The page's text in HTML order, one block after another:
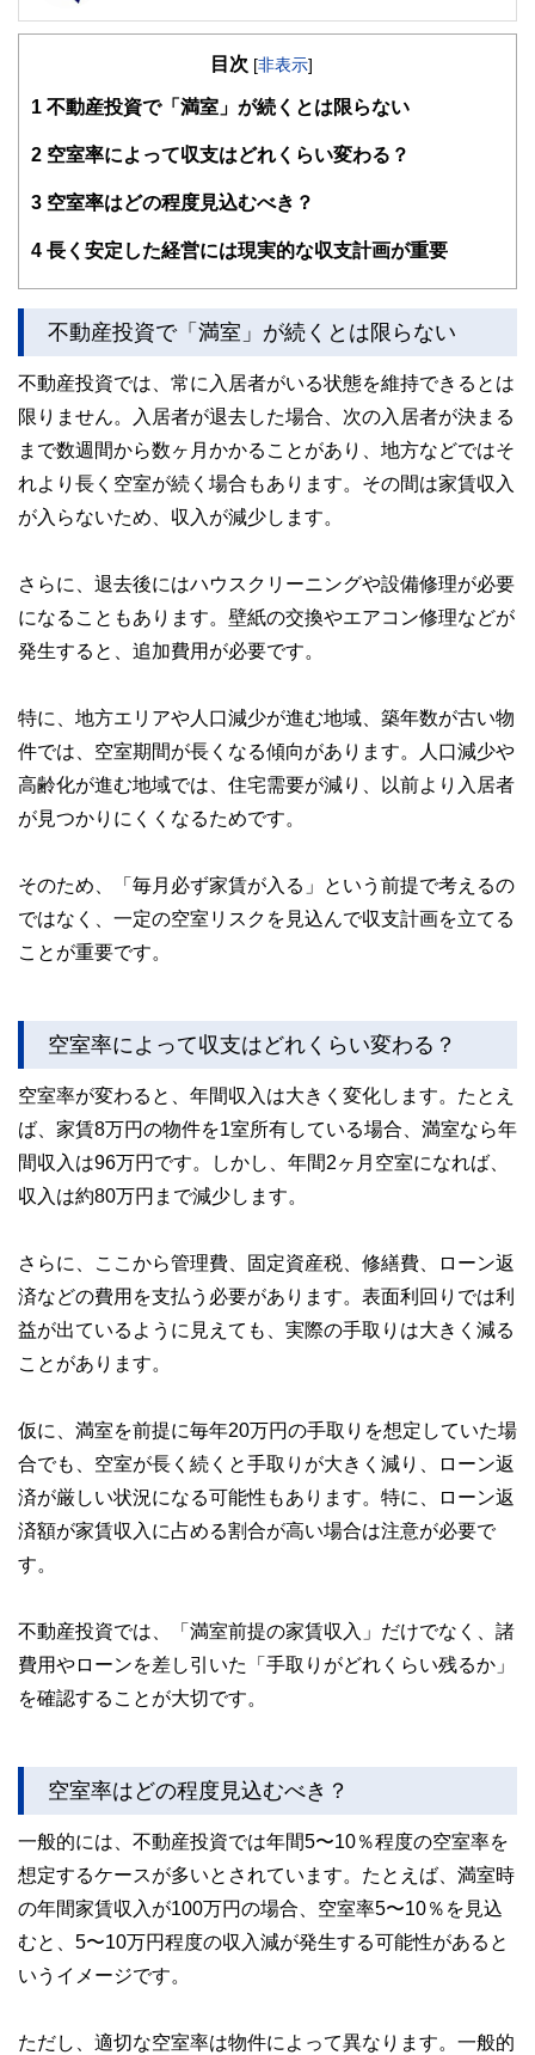
FinancialField編集部は、金融、経済に関する記事を、日々
知識がない方でも理解できるようわかりやすく発信していま
得者を中心に「お金や暮らし」に関する書籍・雑誌の編集経
験者で構成され、企画立案から記事掲載まですべての工程に
関わることで、読者目線のコンテンツを追求しています。
護士、税理士、宅地建物取引士、相続診断士、住宅ローンア
かしく感じられる年金や税金、相続、保険、ローンなどの話
をわかりやすく発信している点です。
執筆者・監修者による執筆体制を築くことで、内容のわかり
やすさはもちろんのこと、読み応えのあるコンテンツと確か
な情報発信を実現しています。
私たちは、快適でより良い生活のアイデアを提供するお金の
コンシェルジュを目指します。
目次 [非表示]
1 不動産投資で「満室」が続くとは限らない
2 空室率によって収支はどれくらい変わる？
3 空室率はどの程度見込むべき？
4 長く安定した経営には現実的な収支計画が重要
不動産投資で「満室」が続くとは限らない
不動産投資では、常に入居者がいる状態を維持できるとは
限りません。入居者が退去した場合、次の入居者が決まる
まで数週間から数ヶ月かかることがあり、地方などではそ
れより長く空室が続く場合もあります。その間は家賃収入
が入らないため、収入が減少します。
さらに、退去後にはハウスクリーニングや設備修理が必要
になることもあります。壁紙の交換やエアコン修理などが
発生すると、追加費用が必要です。
特に、地方エリアや人口減少が進む地域、築年数が古い物
件では、空室期間が長くなる傾向があります。人口減少や
高齢化が進む地域では、住宅需要が減り、以前より入居者
が見つかりにくくなるためです。
そのため、「毎月必ず家賃が入る」という前提で考えるの
ではなく、一定の空室リスクを見込んで収支計画を立てる
ことが重要です。
空室率によって収支はどれくらい変わる？
空室率が変わると、年間収入は大きく変化します。たとえ
ば、家賃8万円の物件を1室所有している場合、満室なら年
間収入は96万円です。しかし、年間2ヶ月空室になれば、
収入は約80万円まで減少します。
さらに、ここから管理費、固定資産税、修繕費、ローン返
済などの費用を支払う必要があります。表面利回りでは利
益が出ているように見えても、実際の手取りは大きく減る
ことがあります。
仮に、満室を前提に毎年20万円の手取りを想定していた場
合でも、空室が長く続くと手取りが大きく減り、ローン返
済が厳しい状況になる可能性もあります。特に、ローン返
済額が家賃収入に占める割合が高い場合は注意が必要で
す。
不動産投資では、「満室前提の家賃収入」だけでなく、諸
費用やローンを差し引いた「手取りがどれくらい残るか」
を確認することが大切です。
空室率はどの程度見込むべき？
一般的には、不動産投資では年間5〜10％程度の空室率を
想定するケースが多いとされています。たとえば、満室時
の年間家賃収入が100万円の場合、空室率5〜10％を見込
むと、5〜10万円程度の収入減が発生する可能性があると
いうイメージです。
ただし、適切な空室率は物件によって異なります。一般的